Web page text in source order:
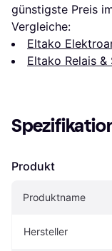
günstigste Preis
Vergleiche:
Eltako
Eltako Relais &
Produkt
Produktname
Hersteller